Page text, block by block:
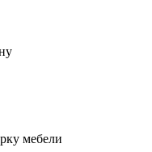
мебели